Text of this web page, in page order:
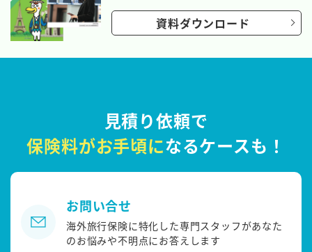
資料ダウンロード
見積り依頼で
保険料がお手頃になるケースも！
お問い合せ
海外旅行保険に特化した専門スタッフがあなた
のお悩みや不明点にお答えします